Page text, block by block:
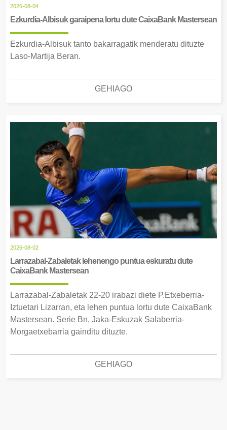
2026-08-04
Ezkurdia-Albisuk garaipena lortu dute CaixaBank Mastersean
Ezkurdia-Albisuk tanto bakarragatik menderatu dituzte
Laso-Martija Beran.
GEHIAGO
2026-08-02
Larrazabal-Zabaletak lehenengo puntua eskuratu dute
CaixaBank Mastersean
Larrazabal-Zabaletak 22-20 irabazi diete P.Etxeberria-
Iztuetari Lizarran, eta lehen puntua lortu dute CaixaBank
Mastersean. Serie Bn, Jaka-Eskuzak Salaberria-
Morgaetxebarria gainditu dituzte.
GEHIAGO